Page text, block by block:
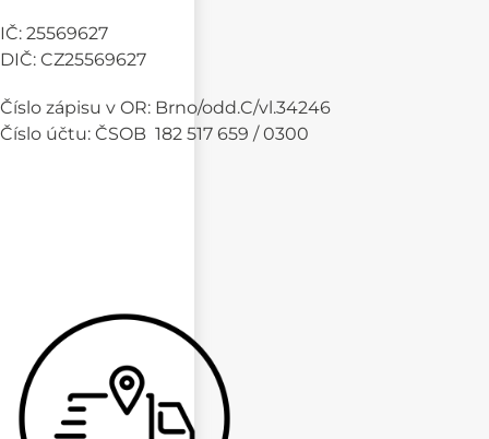
IČ: 25569627
DIČ: CZ25569627
Číslo zápisu v OR: Brno/odd.C/vl.34246
Číslo účtu: ČSOB 182 517 659 / 0300